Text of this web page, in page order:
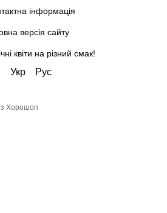
інформація
версія сайту
квіти на різний смак!
Укр Рус
з Хорошоп